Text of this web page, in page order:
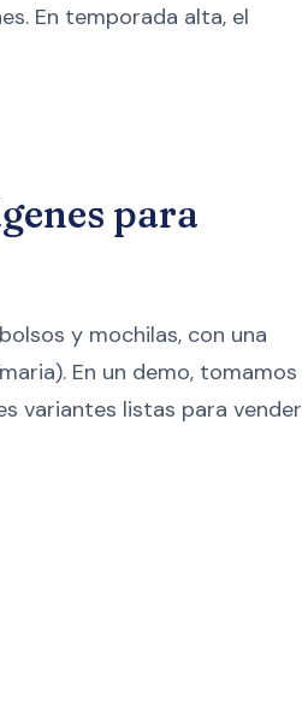
En temporada alta, el
para
y mochilas, con una
En un demo, tomamos
variantes listas para vender